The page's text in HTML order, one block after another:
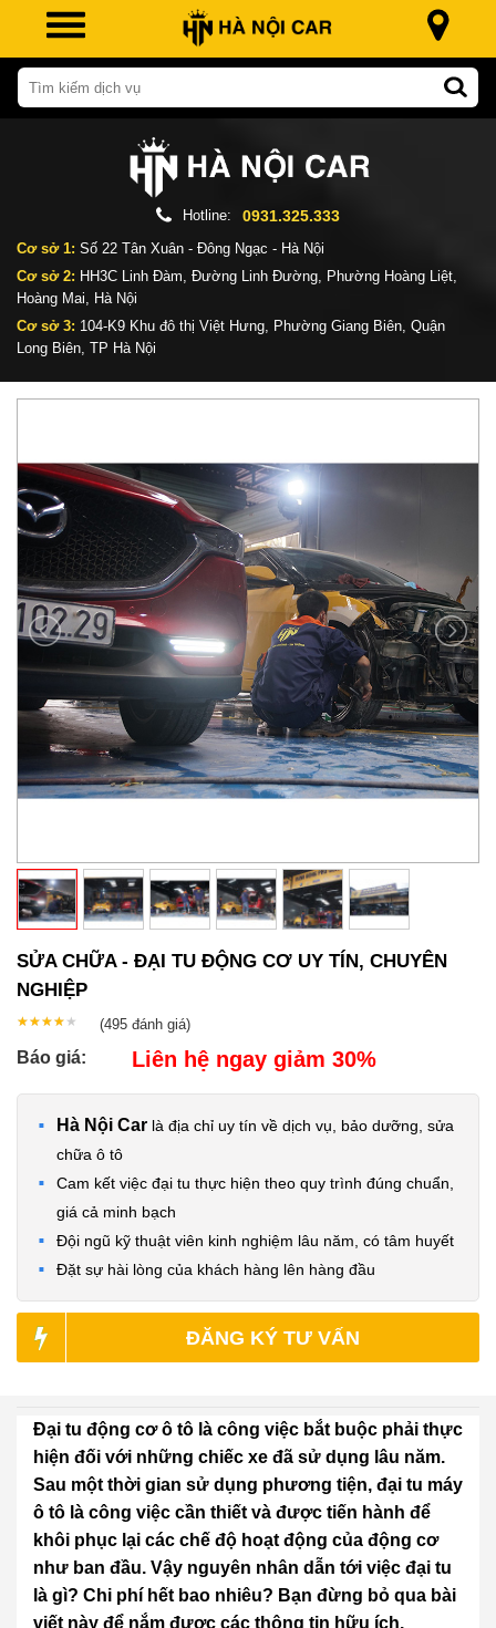
Hotline: 0931.325.333
Cơ sở 1: Số 22 Tân Xuân - Đông Ngạc - Hà Nội
Cơ sở 2: HH3C Linh Đàm, Đường Linh Đường, Phường Hoàng Liệt,
Hoàng Mai, Hà Nội
Cơ sở 3: 104-K9 Khu đô thị Việt Hưng, Phường Giang Biên, Quận
Long Biên, TP Hà Nội
SỬA CHỮA - ĐẠI TU ĐỘNG CƠ UY TÍN, CHUYÊN
NGHIỆP
★★★★★
★★★★★ (495 đánh giá)
Báo giá: Liên hệ ngay giảm 30%
Hà Nội Car là địa chỉ uy tín về dịch vụ, bảo dưỡng, sửa
chữa ô tô​
Cam kết việc đại tu thực hiện theo quy trình đúng chuẩn,
giá cả minh bạch
Đội ngũ kỹ thuật viên kinh nghiệm lâu năm, có tâm huyết
Đặt sự hài lòng của khách hàng lên hàng đầu
ĐĂNG KÝ TƯ VẤN
Đại tu động cơ ô tô là công việc bắt buộc phải thực
hiện đối với những chiếc xe đã sử dụng lâu năm.
Sau một thời gian sử dụng phương tiện, đại tu máy
ô tô là công việc cần thiết và được tiến hành để
khôi phục lại các chế độ hoạt động của động cơ
như ban đầu. Vậy nguyên nhân dẫn tới việc đại tu
là gì? Chi phí hết bao nhiêu? Bạn đừng bỏ qua bài
viết này để nắm được các thông tin hữu ích.